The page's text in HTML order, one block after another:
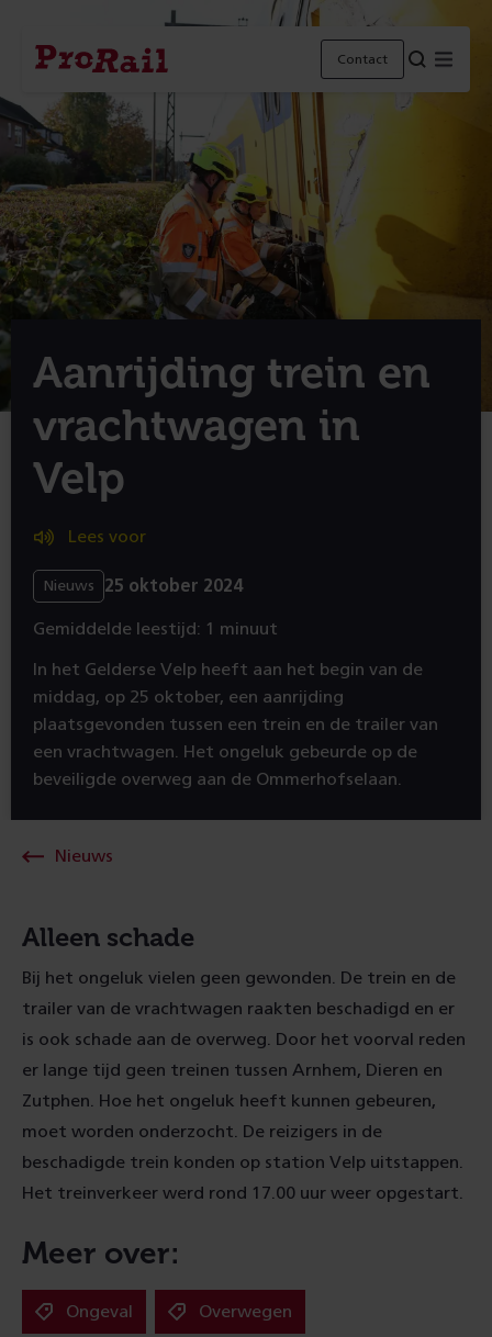
Navigatie
Homepage
ProRail
Contact
Aanrijding trein en
vrachtwagen in
Velp
Lees voor
Nieuws 25 oktober 2024
Gemiddelde leestijd: 1 minuut
In het Gelderse Velp heeft aan het begin van de
middag, op 25 oktober, een aanrijding
plaatsgevonden tussen een trein en de trailer van
een vrachtwagen. Het ongeluk gebeurde op de
beveiligde overweg aan de Ommerhofselaan.
Nieuws
Alleen schade
Bij het ongeluk vielen geen gewonden. De trein en de
trailer van de vrachtwagen raakten beschadigd en er
is ook schade aan de overweg. Door het voorval reden
er lange tijd geen treinen tussen Arnhem, Dieren en
Zutphen. Hoe het ongeluk heeft kunnen gebeuren,
moet worden onderzocht. De reizigers in de
beschadigde trein konden op station Velp uitstappen.
Het treinverkeer werd rond 17.00 uur weer opgestart.
Meer over:
Ongeval Overwegen